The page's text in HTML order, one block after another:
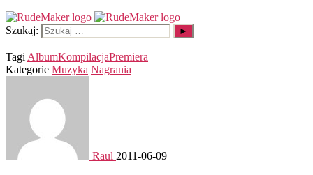
Szukaj:
Tagi AlbumKompilacjaPremiera
Kategorie Muzyka Nagrania
Raul 2011-06-09